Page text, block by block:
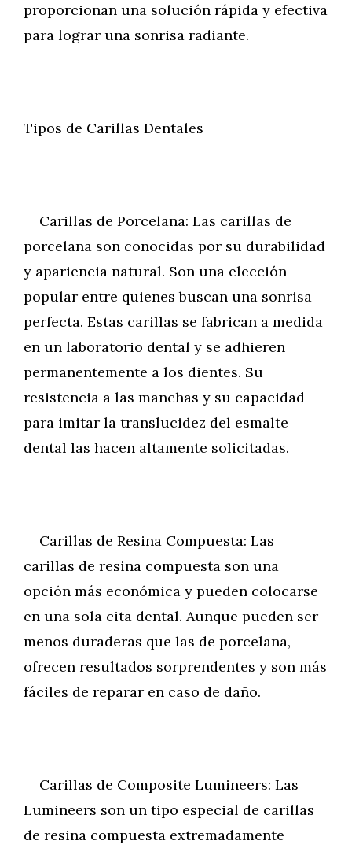
proporcionan una solución rápida y efectiva
para lograr una sonrisa radiante.
Tipos de Carillas Dentales
Carillas de Porcelana: Las carillas de
porcelana son conocidas por su durabilidad
y apariencia natural. Son una elección
popular entre quienes buscan una sonrisa
perfecta. Estas carillas se fabrican a medida
en un laboratorio dental y se adhieren
permanentemente a los dientes. Su
resistencia a las manchas y su capacidad
para imitar la translucidez del esmalte
dental las hacen altamente solicitadas.
Carillas de Resina Compuesta: Las
carillas de resina compuesta son una
opción más económica y pueden colocarse
en una sola cita dental. Aunque pueden ser
menos duraderas que las de porcelana,
ofrecen resultados sorprendentes y son más
fáciles de reparar en caso de daño.
Carillas de Composite Lumineers: Las
Lumineers son un tipo especial de carillas
de resina compuesta extremadamente